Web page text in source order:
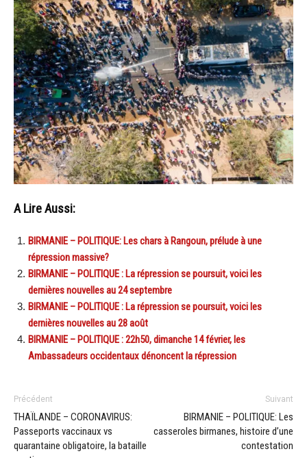
A Lire Aussi:
BIRMANIE – POLITIQUE: Les chars à Rangoun, prélude à une
répression massive?
BIRMANIE – POLITIQUE : La répression se poursuit, voici les
dernières nouvelles au 24 septembre
BIRMANIE – POLITIQUE : La répression se poursuit, voici les
dernières nouvelles au 28 août
BIRMANIE – POLITIQUE : 22h50, dimanche 14 février, les
Ambassadeurs occidentaux dénoncent la répression
Précédent
THAÏLANDE – CORONAVIRUS:
Passeports vaccinaux vs
quarantaine obligatoire, la bataille
Suivant
BIRMANIE – POLITIQUE: Les
casseroles birmanes, histoire d’une
contestation